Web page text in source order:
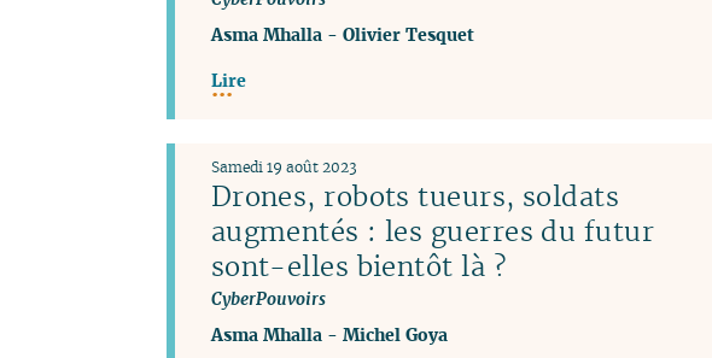
Asma Mhalla- Olivier Tesquet
Lire
Drones, robots tueurs, soldats
augmentés : les guerres du futur
sont-elles bientôt là ?
CyberPouvoirs
Samedi 19 août 2023
Asma Mhalla- Michel Goya